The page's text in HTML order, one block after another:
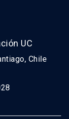
UC
Chile